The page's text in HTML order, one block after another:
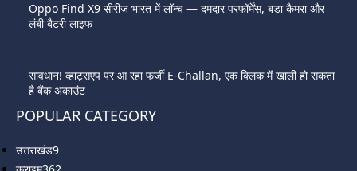
Oppo Find X9 सीरीज भारत में लॉन्च — दमदार परफॉर्मेंस, बड़ा कैमरा और
लंबी बैटरी लाइफ
सावधान! व्हाट्सएप पर आ रहा फर्जी E-Challan, एक क्लिक में खाली हो सकता
है बैंक अकाउंट
POPULAR CATEGORY
उत्तराखंड9